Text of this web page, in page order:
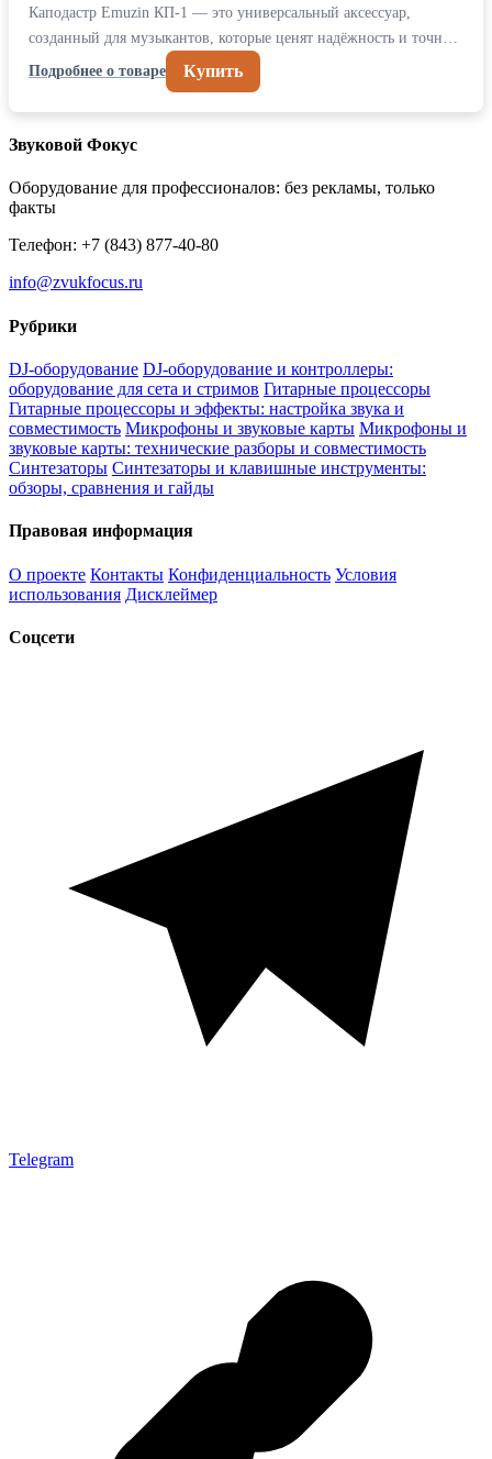
Каподастр Emuzin КП-1 — это универсальный аксессуар,
созданный для музыкантов, которые ценят надёжность и точн…
Подробнее о товаре
Купить
Звуковой Фокус
Оборудование для профессионалов: без рекламы, только
факты
Телефон: +7 (843) 877-40-80
info@zvukfocus.ru
Рубрики
DJ-оборудование DJ-оборудование и контроллеры:
оборудование для сета и стримов Гитарные процессоры
Гитарные процессоры и эффекты: настройка звука и
совместимость Микрофоны и звуковые карты Микрофоны и
звуковые карты: технические разборы и совместимость
Синтезаторы Синтезаторы и клавишные инструменты:
обзоры, сравнения и гайды
Правовая информация
О проекте Контакты Конфиденциальность Условия
использования Дисклеймер
Соцсети
Telegram